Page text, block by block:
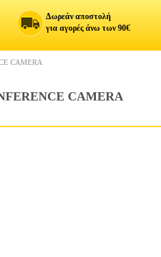
Δωρεάν αποστολή
για αγορές άνω των 90€
CAMERA
CAMERA